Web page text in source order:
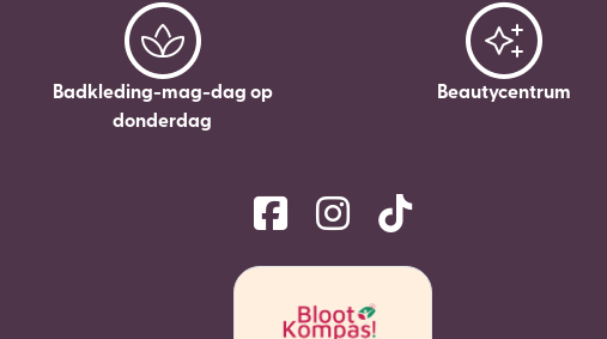
Badkleding-mag-dag op
donderdag
Beautycentrum